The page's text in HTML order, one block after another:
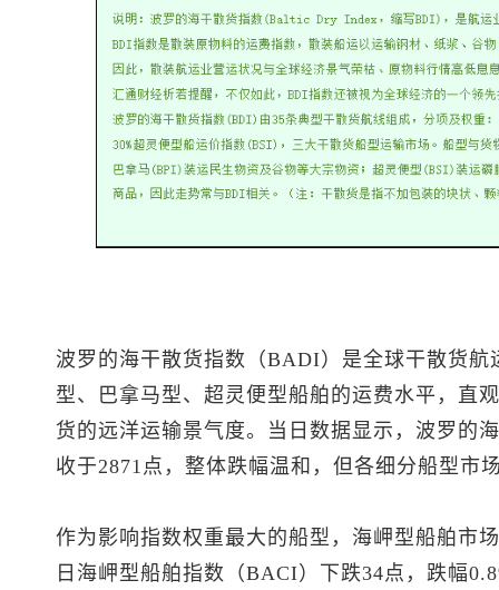
波罗的海干散货指数（BADI）是全球干散货
型、巴拿马型、超灵便型船舶的运费水平，直
货的远洋运输景气度。当日数据显示，波罗的
收于2871点，整体跌幅温和，但各细分船型市
作为影响指数权重最大的船型，海岬型船舶市
日海岬型船舶指数（BACI）下跌34点，跌幅